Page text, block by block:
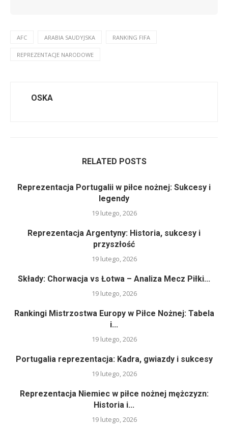
AFC ARABIA SAUDYJSKA RANKING FIFA
REPREZENTACJE NARODOWE
OSKA
RELATED POSTS
Reprezentacja Portugalii w piłce nożnej: Sukcesy i
legendy
19 lutego, 2026
Reprezentacja Argentyny: Historia, sukcesy i
przyszłość
19 lutego, 2026
Składy: Chorwacja vs Łotwa – Analiza Mecz Piłki...
19 lutego, 2026
Rankingi Mistrzostwa Europy w Piłce Nożnej: Tabela
i...
19 lutego, 2026
Portugalia reprezentacja: Kadra, gwiazdy i sukcesy
19 lutego, 2026
Reprezentacja Niemiec w piłce nożnej mężczyzn:
Historia i...
19 lutego, 2026